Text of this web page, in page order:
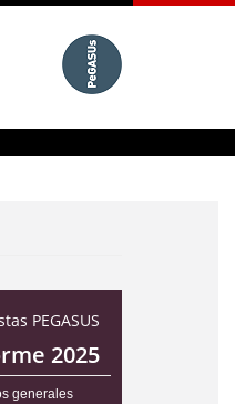
PEGASUS
2025
generales